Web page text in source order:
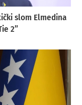
slom Elmedina
2”